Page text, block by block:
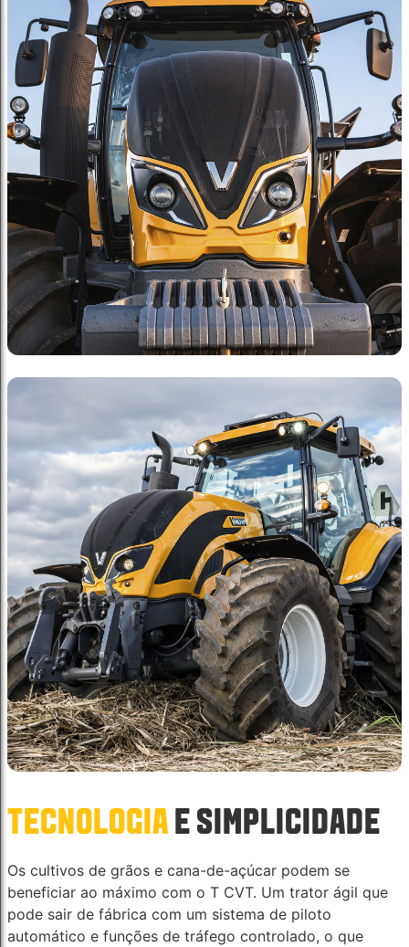
TECNOLOGIAE SIMPLICIDADE
Os cultivos de grãos e cana-de-açúcar podem se
beneficiar ao máximo com o T CVT. Um trator ágil que
pode sair de fábrica com um sistema de piloto
automático e funções de tráfego controlado, o que